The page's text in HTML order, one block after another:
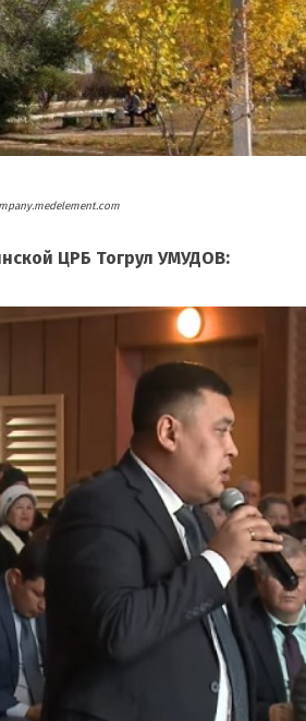
ЦРБ Тогрул УМУДОВ: